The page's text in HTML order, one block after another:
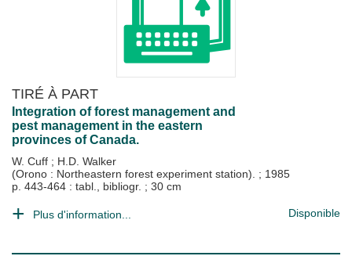
TIRÉ À PART
Integration of forest management and
pest management in the eastern
provinces of Canada.
W. Cuff ; H.D. Walker
(Orono : Northeastern forest experiment station). ; 1985
p. 443-464 : tabl., bibliogr. ; 30 cm
Plus d'information... Disponible